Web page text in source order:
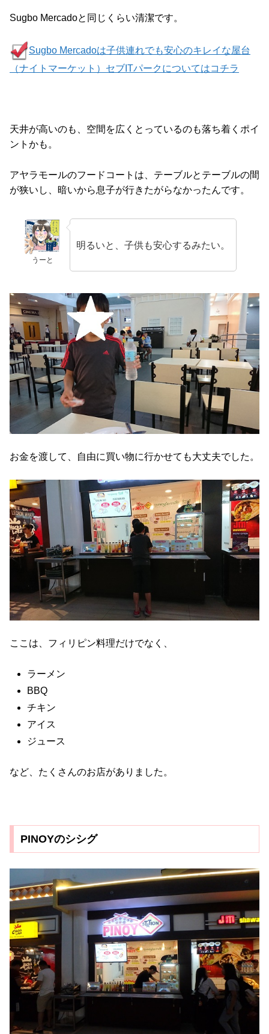
Sugbo Mercadoと同じくらい清潔です。
Sugbo Mercadoは子供連れでも安心のキレイな屋台
（ナイトマーケット）セブITパークについてはコチラ
天井が高いのも、空間を広くとっているのも落ち着くポイ
ントかも。
アヤラモールのフードコートは、テーブルとテーブルの間
が狭いし、暗いから息子が行きたがらなかったんです。
うーと
明るいと、子供も安心するみたい。
お金を渡して、自由に買い物に行かせても大丈夫でした。
ここは、フィリピン料理だけでなく、
ラーメン
BBQ
チキン
アイス
ジュース
など、たくさんのお店がありました。
PINOYのシシグ